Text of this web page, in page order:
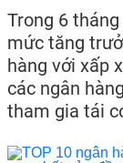
Trong 6
mức tăng
hàng với xấp
các ngân
tham gia tái